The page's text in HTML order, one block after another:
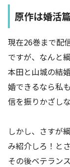
原作は婚活
現在26巻まで配
ですが、なんと
本田と山城の結
婚できるなら私
信を振りかざし
しかし、さすが
み紹介しろ！と
その後ベテラン